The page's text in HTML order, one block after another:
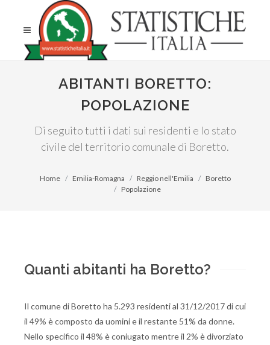
ABITANTI BORETTO:
POPOLAZIONE
Di seguito tutti i dati sui residenti e lo stato
civile del territorio comunale di Boretto.
Home Emilia-Romagna Reggio nell'Emilia
Boretto
Popolazione
Quanti abitanti ha Boretto?
Il comune di Boretto ha 5.293 residenti al 31/12/2017 di cui
il 49% è composto da uomini e il restante 51% da donne.
Nello specifico il 48% è coniugato mentre il 2% è divorziato